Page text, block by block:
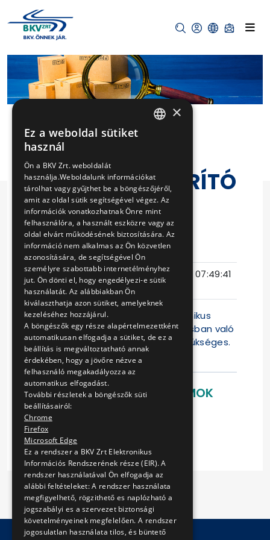
EGY DARAB
DUGULÁSELHÁRÍTÓ
BERENDEZÉS
BESZERZÉSE
Eljárás száma
VB-190/14
Ajánlattételi
határidő
2014-11-21 07:49:41
A BKV Zrt. a tárgyi eljárást elektronikus
rendszerben folytatja le, az eljárásban való
részvételhez külön regisztráció szükséges.
Kérjük, hogy amenn
LETÖLTHETŐ DOKUMENTUMOK
×
Ez a weboldal sütiket
használ
Ön a BKV Zrt. weboldalát
használja.Weboldalunk információkat
tárolhat vagy gyűjthet be a böngészőjéről,
amit az oldal sütik segítségével végez. Az
információk vonatkozhatnak Önre mint
felhasználóra, a használt eszközre vagy az
oldal elvárt működésének biztosítására. Az
információ nem alkalmas az Ön közvetlen
azonosítására, de segítségével Ön
személyre szabottabb internetélményhez
jut. Ön dönti el, hogy engedélyezi-e sütik
használatát. Az alábbiakban Ön
kiválaszthatja azon sütiket, amelyeknek
kezeléséhez hozzájárul.
A böngészők egy része alapértelmezettként
automatikusan elfogadja a sütiket, de ez a
beállítás is megváltoztatható annak
érdekében, hogy a jövőre nézve a
felhasználó megakadályozza az
automatikus elfogadást.
További részletek a böngészők süti
beállításairól:
Chrome
Firefox
Microsoft Edge
Ez a rendszer a BKV Zrt Elektronikus
Információs Rendszerének része (EIR). A
rendszer használatával Ön elfogadja az
alábbi feltételeket: A rendszer használata
megfigyelhető, rögzithető es naplózható a
jogszabályi es a szervezet biztonsági
követelményeinek megfelelően. A rendszer
jogosulatlan használata tilos, és büntető